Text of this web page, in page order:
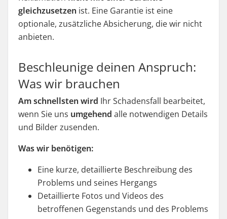
gleichzusetzen ist. Eine Garantie ist eine
optionale, zusätzliche Absicherung, die wir nicht
anbieten.
Beschleunige deinen Anspruch:
Was wir brauchen
Am schnellsten wird Ihr Schadensfall bearbeitet,
wenn Sie uns umgehend alle notwendigen Details
und Bilder zusenden.
Was wir benötigen:
Eine kurze, detaillierte Beschreibung des
Problems und seines Hergangs
Detaillierte Fotos und Videos des
betroffenen Gegenstands und des Problems